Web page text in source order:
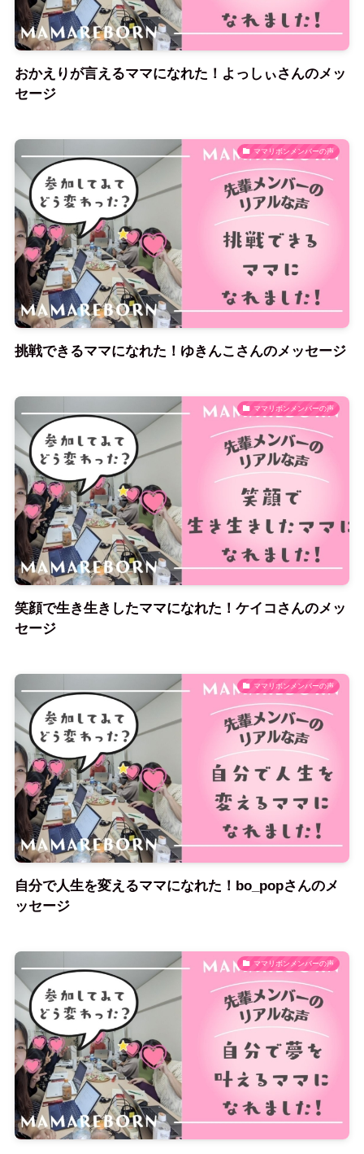
おかえりが言えるママになれた！よっしぃさんのメッ
セージ
ママリボンメンバーの声
挑戦できるママになれた！ゆきんこさんのメッセージ
ママリボンメンバーの声
笑顔で生き生きしたママになれた！ケイコさんのメッ
セージ
ママリボンメンバーの声
自分で人生を変えるママになれた！bo_popさんのメ
ッセージ
ママリボンメンバーの声